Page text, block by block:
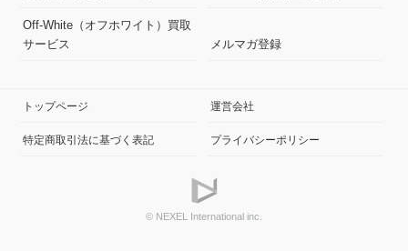
Off-White（オフホワイト）買取
サービス
メルマガ登録
トップページ 運営会社
特定商取引法に基づく表記 プライバシーポリシー
© NEXEL International inc.